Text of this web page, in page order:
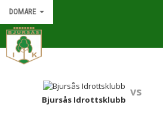
DOMARE
HEM
KALENDER
Bjursås Idrottsklubb
vs